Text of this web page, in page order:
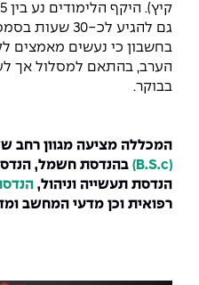
גם להגיע לכ-
בחשבון כי נעשים מאמצים
הערב, בהתאם למסלול אך
בבוקר.
המכללה מציעה מגוון רחב
(B.S.c)
בהנדסת חשמל,
הנדסת תעשייה וניהול,
רפואית וכן מדעי המחשב